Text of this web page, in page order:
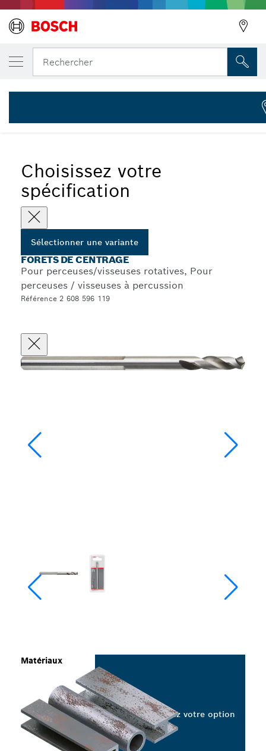
Rechercher
... Forets de centrage HSS-G pour adaptateurs standard
Choisissez votre
spécification
Sélectionner une variante
FORETS DE CENTRAGE
Pour perceuses/visseuses rotatives, Pour
perceuses / visseuses à percussion
Référence 2 608 596 119
Matériaux
Sélectionnez votre option
VOTRE VARIANTE SÉLECTIONNÉE
Foret de centrage HSS-G
2 608 596 119